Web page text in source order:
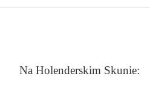
Na Holenderskim Skunie: